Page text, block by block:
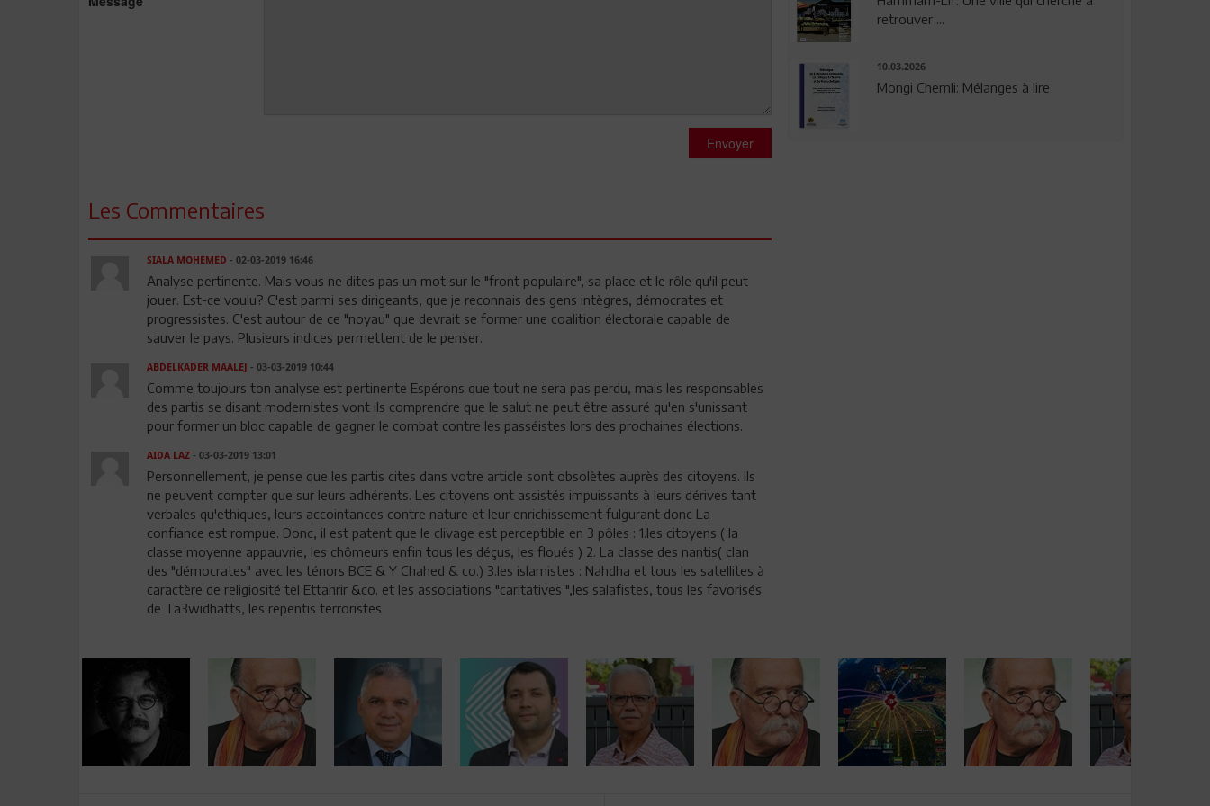
Envoyer
Les Commentaires
SIALA MOHEMED - 02-03-2019 16:46
Analyse pertinente. Mais vous ne dites pas un mot sur le "front populaire", sa place et le rôle qu'il peut
jouer. Est-ce voulu? C'est parmi ses dirigeants, que je reconnais des gens intègres, démocrates et
progressistes. C'est autour de ce "noyau" que devrait se former une coalition électorale capable de
sauver le pays. Plusieurs indices permettent de le penser.
ABDELKADER MAALEJ - 03-03-2019 10:44
Comme toujours ton analyse est pertinente Espérons que tout ne sera pas perdu, mais les responsables
des partis se disant modernistes vont ils comprendre que le salut ne peut être assuré qu'en s'unissant
pour former un bloc capable de gagner le combat contre les passéistes lors des prochaines élections.
AIDA LAZ- 03-03-2019 13:01
Personnellement, je pense que les partis cites dans votre article sont obsolètes auprès des citoyens. Ils
ne peuvent compter que sur leurs adhérents. Les citoyens ont assistés impuissants à leurs dérives tant
verbales qu'ethiques, leurs accointances contre nature et leur enrichissement fulgurant donc La
confiance est rompue. Donc, il est patent que le clivage est perceptible en 3 pôles : 1.les citoyens ( la
classe moyenne appauvrie, les chômeurs enfin tous les déçus, les floués ) 2. La classe des nantis( clan
des "démocrates" avec les ténors BCE & Y Chahed & co.) 3.les islamistes : Nahdha et tous les satellites à
caractère de religiosité tel Ettahrir &co. et les associations "caritatives ",les salafistes, tous les favorisés
de Ta3widhatts, les repentis terroristes
retrouver ...
10.03.2026
Mongi Chemli: Mélanges à lire